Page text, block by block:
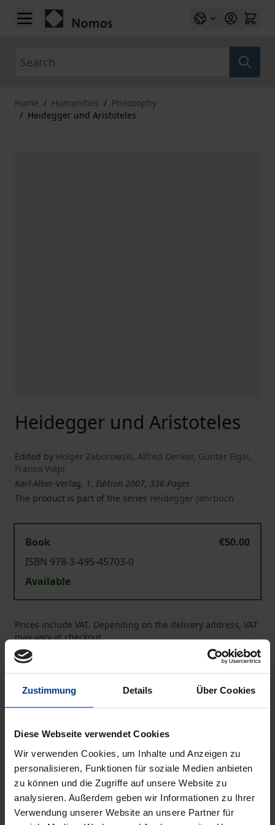
Zustimmung Details Über Cookies
Diese Webseite verwendet Cookies
Wir verwenden Cookies, um Inhalte und Anzeigen zu
personalisieren, Funktionen für soziale Medien anbieten
zu können und die Zugriffe auf unsere Website zu
analysieren. Außerdem geben wir Informationen zu Ihrer
Verwendung unserer Website an unsere Partner für
Skip to Content
Home / Humanities / Philosophy
/ Heidegger und Aristoteles
Heidegger und Aristoteles
Edited by Holger Zaborowski, Alfred Denker, Günter Figal,
Franco Volpi
Karl-Alber-Verlag, 1. Edition 2007, 336 Pages
The product is part of the series Heidegger-Jahrbuch
Book
€50.00
ISBN 978-3-495-45703-0
Available
Prices include VAT. Depending on the delivery address, VAT
may vary at checkout.
Add to Cart
Add to Wish List
Delivery cost notice
Description
Aristoteles gehört zu den Philosophen, mit denen